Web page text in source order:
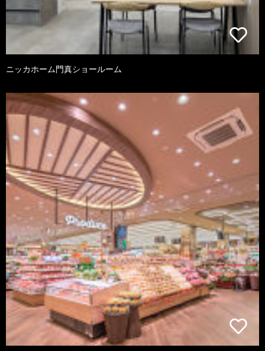
ニッカホーム門真ショールーム